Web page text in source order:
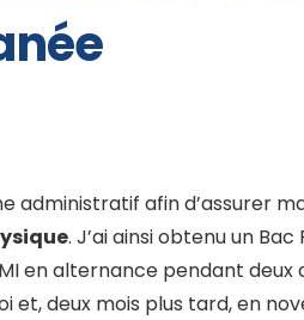
administratif afin d’assurer
. J’ai ainsi obtenu un
en alternance pendant deux
deux mois plus tard, en